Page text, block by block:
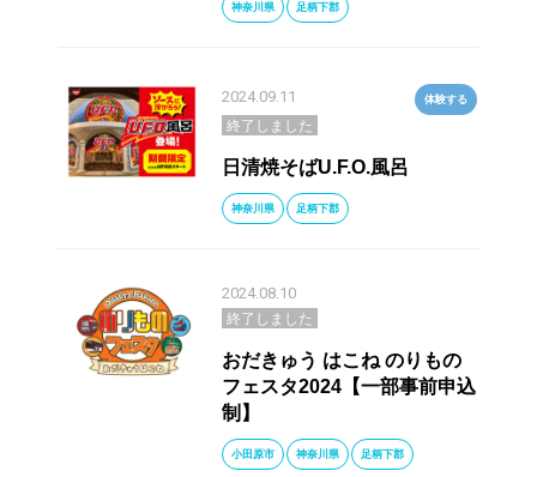
神奈川県 足柄下郡
2024.09.11 体験する
終了しました
日清焼そばU.F.O.風呂
神奈川県 足柄下郡
2024.08.10
終了しました
おだきゅう はこね のりもの
フェスタ2024【一部事前申込
制】
小田原市 神奈川県 足柄下郡